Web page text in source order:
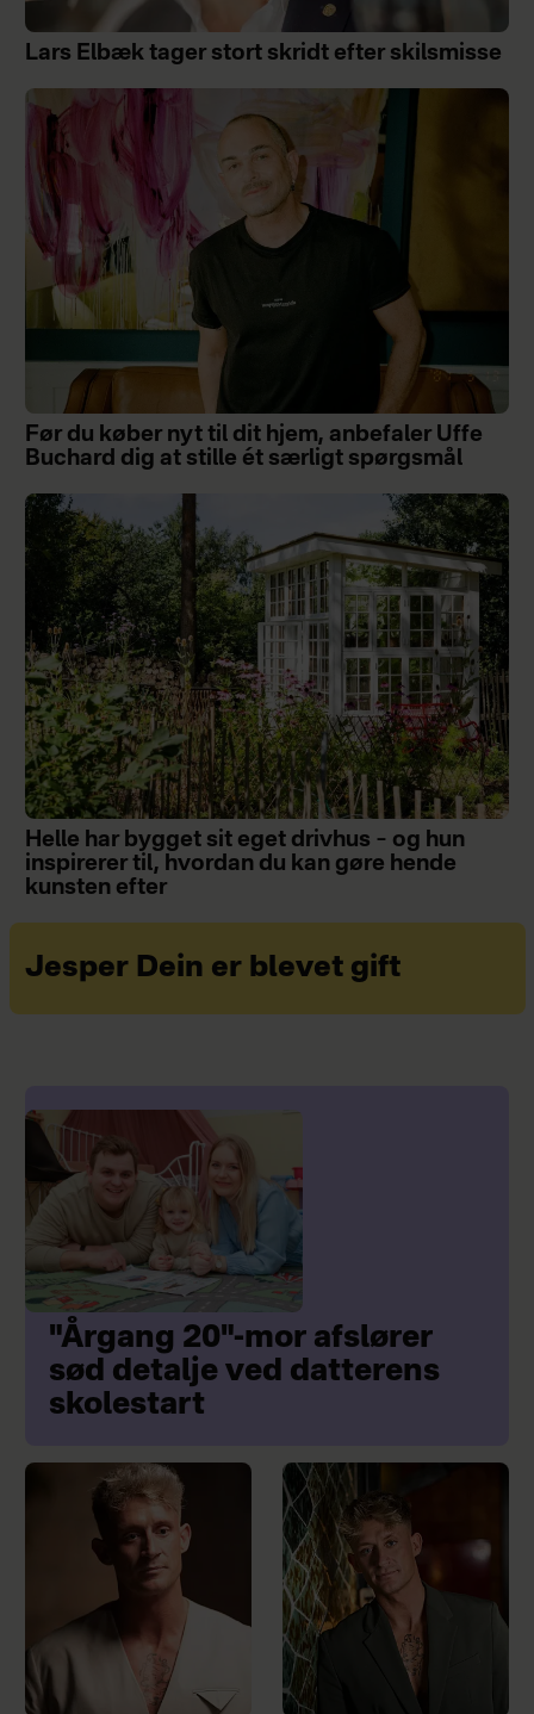
Lars Elbæk tager stort skridt efter skilsmisse
Før du køber nyt til dit hjem, anbefaler Uffe
Buchard dig at stille ét særligt spørgsmål
Helle har bygget sit eget drivhus – og hun
inspirerer til, hvordan du kan gøre hende
kunsten efter
Jesper Dein er blevet gift
"Årgang 20"-mor afslører
sød detalje ved datterens
skolestart